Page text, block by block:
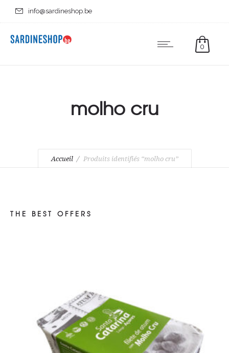
info@sardineshop.be
0
molho cru
Accueil Produits identifiés “molho cru”
THE BEST OFFERS